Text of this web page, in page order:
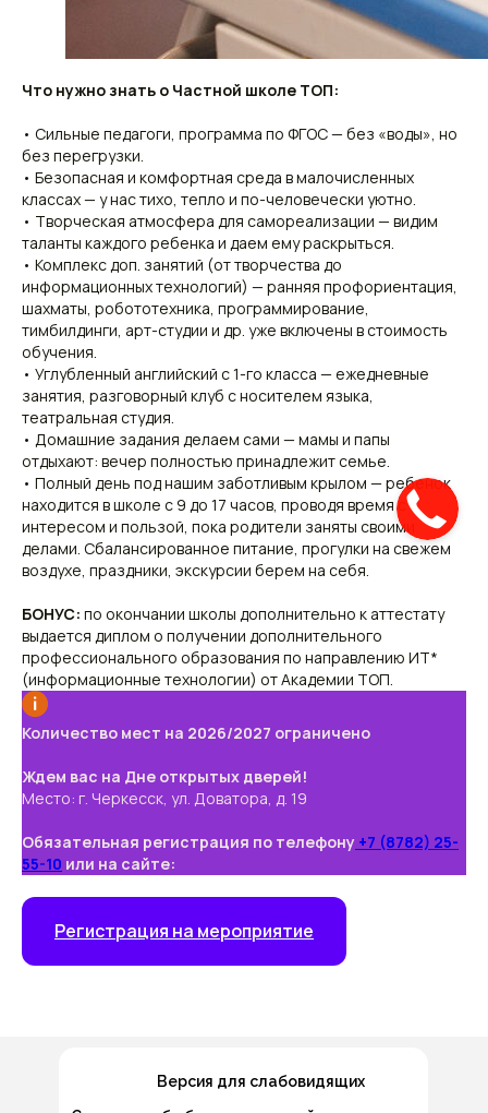
Что нужно знать о Частной школе ТОП:
• Сильные педагоги, программа по ФГОС — без «воды», но
без перегрузки.
• Безопасная и комфортная среда в малочисленных
классах — у нас тихо, тепло и по-человечески уютно.
• Творческая атмосфера для самореализации — видим
таланты каждого ребенка и даем ему раскрыться.
• Комплекс доп. занятий (от творчества до
информационных технологий) — ранняя профориентация,
шахматы, робототехника, программирование,
тимбилдинги, арт-студии и др. уже включены в стоимость
обучения.
• Углубленный английский с 1-го класса — ежедневные
занятия, разговорный клуб с носителем языка,
театральная студия.
• Домашние задания делаем сами — мамы и папы
отдыхают: вечер полностью принадлежит семье.
• Полный день под нашим заботливым крылом — ребенок
находится в школе с 9 до 17 часов, проводя время с
интересом и пользой, пока родители заняты своими
делами. Сбалансированное питание, прогулки на свежем
воздухе, праздники, экскурсии берем на себя.
БОНУС: по окончании школы дополнительно к аттестату
выдается диплом о получении дополнительного
профессионального образования по направлению ИТ*
(информационные технологии) от Академии ТОП.
Количество мест на 2026/2027 ограничено
Ждем вас на Дне открытых дверей!
Место: г. Черкесск, ул. Доватора, д. 19
Обязательная регистрация по телефону +7 (8782) 25-
55-10 или на сайте:
Регистрация на мероприятие
Версия для слабовидящих